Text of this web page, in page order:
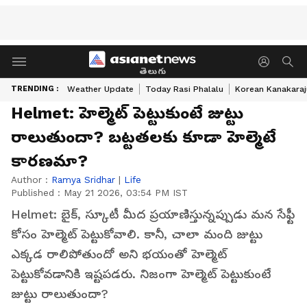
తెలుగు
TRENDING : Weather Update Today Rasi Phalalu Korean
Helmet: హెల్మెట్ పెట్టుకుంటే జుట్టు
రాలుతుందా? బట్టతలకు కూడా హెల్మెటే
కారణమా?
Author : Ramya Sridhar | Life
Published : May 21 2026, 03:54 PM IST
Helmet: బైక్, స్కూటీ మీద ప్రయాణిస్తున్నప్పుడు మన సేఫ్టీ
కోసం హెల్మెట్ పెట్టుకోవాలి. కానీ, చాలా మంది జుట్టు
ఎక్కడ రాలిపోతుందో అని భయంతో హెల్మెట్
పెట్టుకోవడానికి ఇష్టపడరు. నిజంగా హెల్మెట్ పెట్టుకుంటే
జుట్టు రాలుతుందా?